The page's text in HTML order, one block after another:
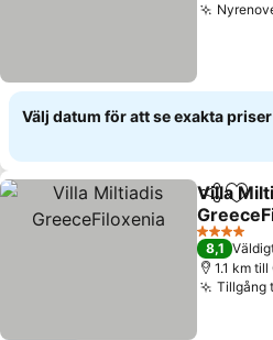
Välj datum för att se exakta priser
Dela
Villa
Se priser
4 Stjärnor
8,1
1.1 km
Tillgång